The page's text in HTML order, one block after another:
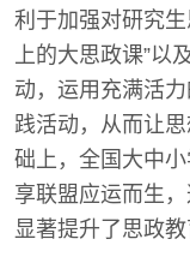
利于加强对研究
上的大思政课”以
动，运用充满活
践活动，从而让
础上，全国大中
享联盟应运而生
显著提升了思政教